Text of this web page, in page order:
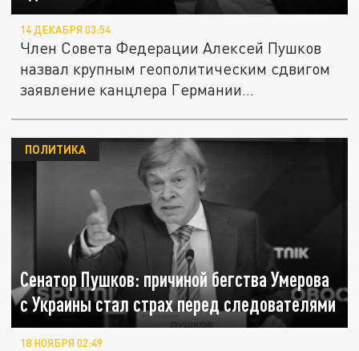
14 ДЕКАБРЯ 03:54
Член Совета Федерации Алексей Пушков
назвал крупным геополитическим сдвигом
заявление канцлера Германии...
Сенатор Пушков: причиной бегства Умерова
с Украины стал страх перед следователями
ПОЛИТИКА
18 НОЯБРЯ 02:49